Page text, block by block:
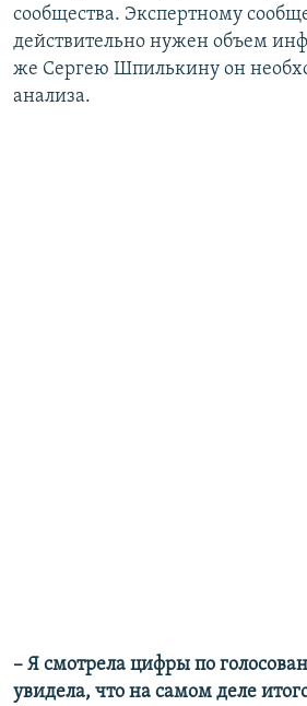
сообщества. Экспертному
действительно нужен объем
же Сергею Шпилькину он
анализа.
– Я смотрела цифры по
увидела, что на самом деле